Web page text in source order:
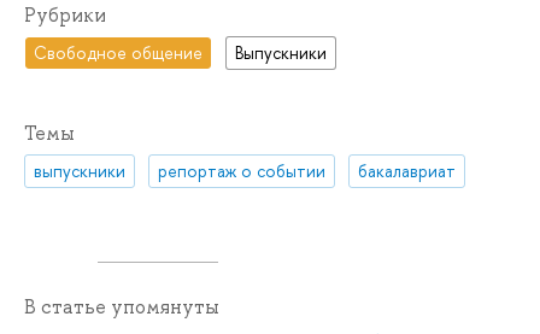
Рубрики
Свободное общение Выпускники
Темы
выпускники репортаж о событии бакалавриат
В статье упомянуты